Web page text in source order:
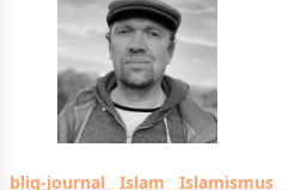
bliq-journal Islam Islamismus